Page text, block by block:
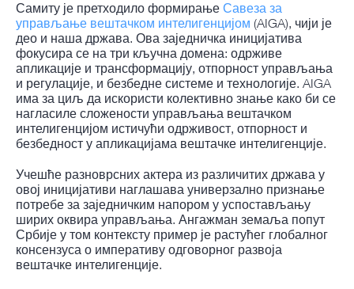
Самиту је претходило формирање Савеза за
управљање вештачком интелигенцијом (AIGA), чији је
део и наша држава. Ова заједничка иницијатива
фокусира се на три кључна домена: одрживе
апликације и трансформацију, отпорност управљања
и регулације, и безбедне системе и технологије. AIGA
има за циљ да искористи колективно знање како би се
нагласиле сложености управљања вештачком
интелигенцијом истичући одрживост, отпорност и
безбедност у апликацијама вештачке интелигенције.
Учешће разноврсних актера из различитих држава у
овој иницијативи наглашава универзално признање
потребе за заједничким напором у успостављању
ширих оквира управљања. Ангажман земаља попут
Србије у том контексту пример је растућег глобалног
консензуса о императиву одговорног развоја
вештачке интелигенције.